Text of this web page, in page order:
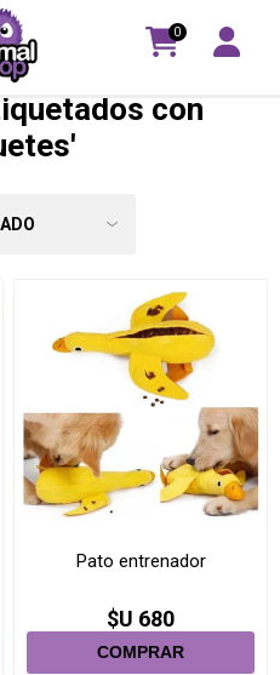
0
con
Pato entrenador
$U 680